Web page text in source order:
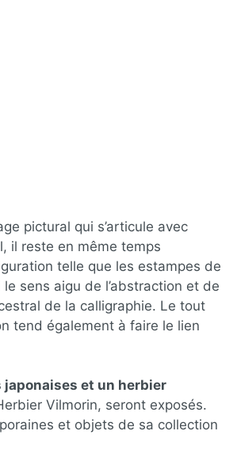
pictural qui s’articule avec
il reste en même temps
telle que les estampes de
sens aigu de l’abstraction et de
de la calligraphie. Le tout
tend également à faire le lien
japonaises et un herbier
Vilmorin, seront exposés.
et objets de sa collection